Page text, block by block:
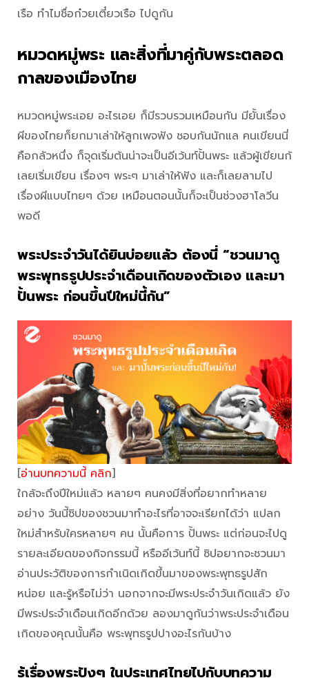
เรือ ทำไมชื่อก๋วยเตี๋ยวเรือ ไปดูกัน
หมวดหมู่พระ และสิ่งที่มาคู่กับพระตลอด
กาลของเมืองไทย
หมวดหมู่พระเอย อะไรเอย ก็มีรวบรวมเหมือนกัน มียั้นเรื่อง
ผีของไทยก็ยกมาเล่าให้ลูกเพจฟัง ชอบกันนักแล คนเขียนนี่
คือกลัวหนึ่ง ก็จุดเริ่มต้นน่าจะเป็นอีเว้นท์ปั้นพระ แล้วผู้เขียนก้
เลยเริ่มเขียน เรื่องๆ พระๆ มาเล่าให้ฟัง และก็เลยลามไป
เรื่องผีแบบไทยๆ ด้วย เหมือนตอนนั้นก็จะเป็นช่วงฮาโลวีน
พอดี
พระประจำวันได้ยินบ่อยแล้ว ต้องนี่ “ชวนมาดู
พระพุทธรูปประจำเดือนเกิดของตัวเอง และมา
ปั้นพระ ก่อนขึ้นปีใหม่นี้กัน”
[อ่านบทความนี้ คลิก]
ใกล้จะถึงปีใหม่แล้ว หลายๆ คนคงมีสิ่งที่อยากทำหลาย
อย่าง วันนี้ซิปของชวนมาทำอะไรที่อาจจะเรียกได้ว่า แปลก
ใหม่สำหรับใครหลายๆ คน นั้นคือการ ปั้นพระ แต่ก่อนจะไปดู
รายละเอียดของกิจกรรมนี้ หรืออีเว้นท์นี้ ซิปอยากจะชวนมา
อ่านประวัติของการกำเนิดเกิดขึ้นมาของพระพุทธรูปสัก
หน่อย และรู้หรือไม่ว่า นอกจากจะมีพระประจำวันเกิดแล้ว ยัง
มีพระประจำเดือนเกิดอีกด้วย ลองมาดูกันว่าพระประจำเดือน
เกิดของคุณนั้นคือ พระพุทธรูปปางอะไรกันบ้าง
รู้เรื่องพระปังๆ ในประเทศไทยไปกับบทความ